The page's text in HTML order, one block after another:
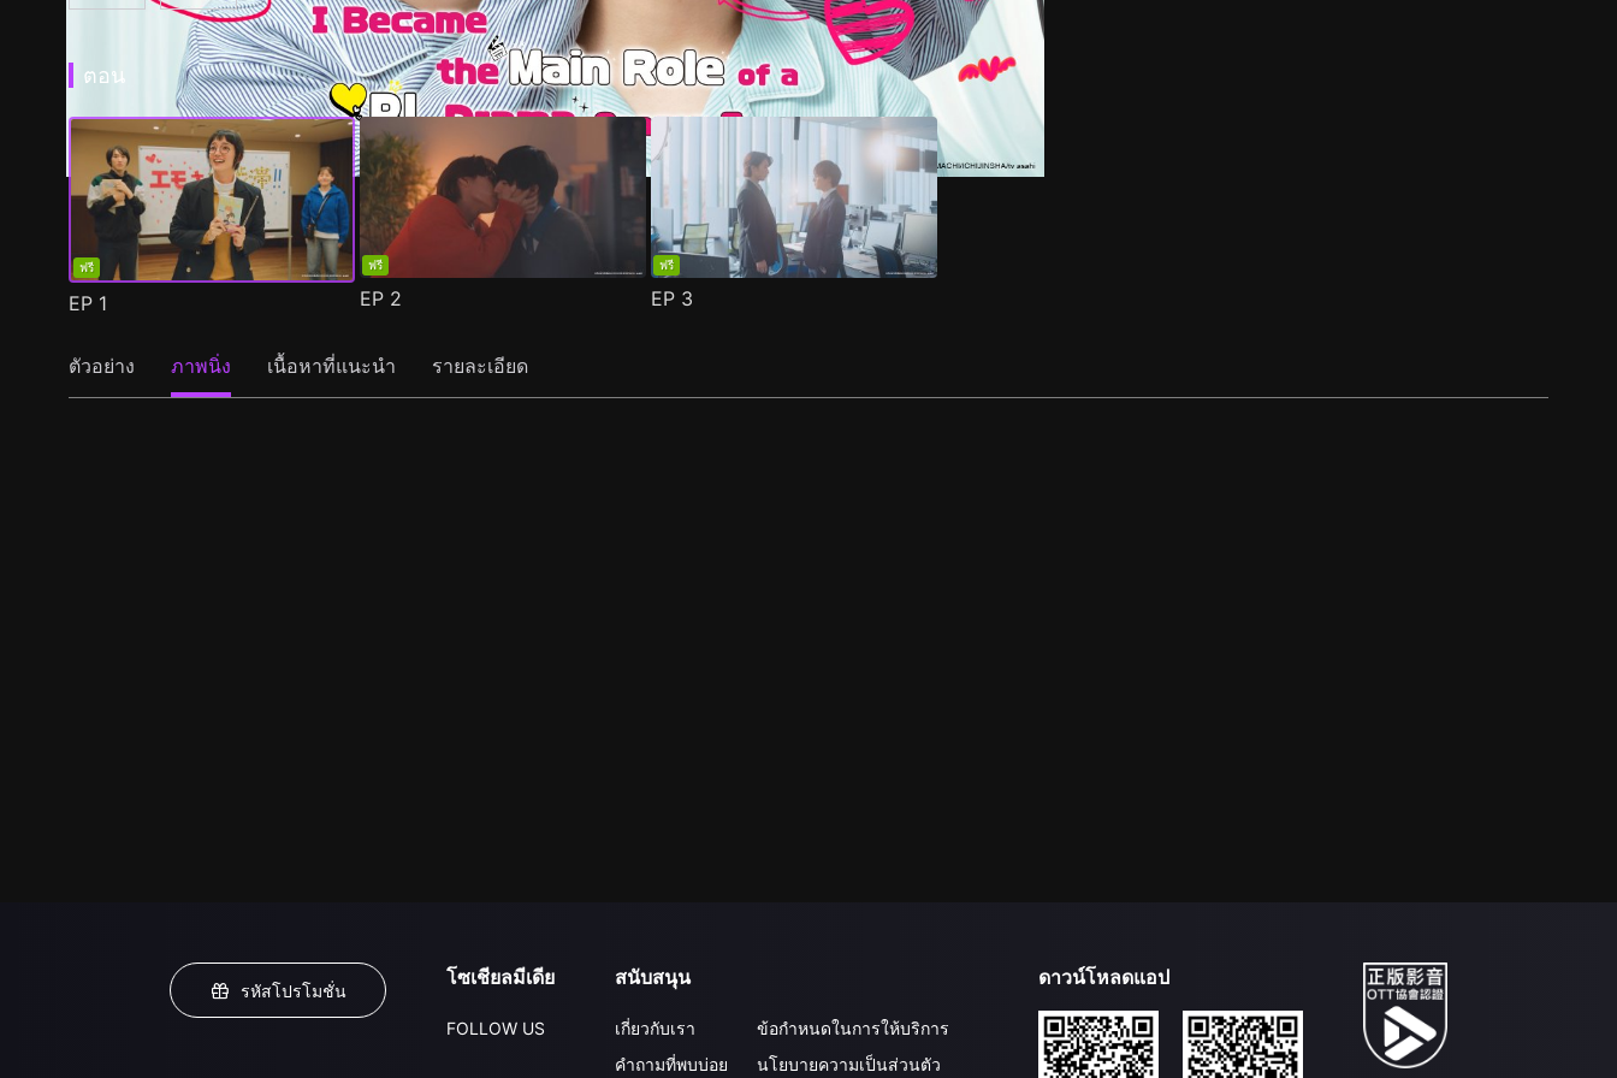
ตอน
ฟรี
EP 1
ฟรี
EP 2
ฟรี
EP 3
ตัวอย่าง ภาพนิ่ง เนื้อหาที่แนะนำ รายละเอียด
รหัสโปรโมชั่น
โซเชียลมีเดีย
FOLLOW US
สนับสนุน
เกี่ยวกับเรา
คำถามที่พบบ่อย
ข้อกำหนดในการให้บริการ
นโยบายความเป็นส่วนตัว
ดาวน์โหลดแอป